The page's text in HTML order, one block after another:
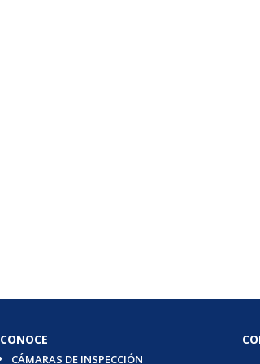
CONOCE
CÁMARAS DE INSPECCIÓN